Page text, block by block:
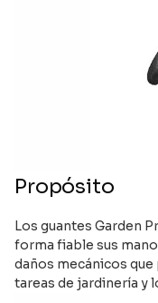
Propósito
Los guantes Garden
forma fiable sus
daños mecánicos
tareas de jardinería y